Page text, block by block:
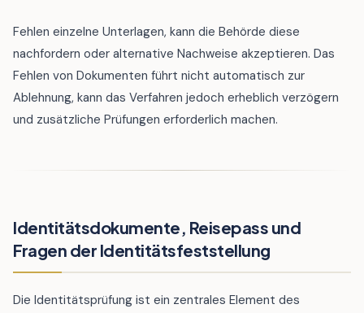
Fehlen einzelne Unterlagen, kann die Behörde diese
nachfordern oder alternative Nachweise akzeptieren. Das
Fehlen von Dokumenten führt nicht automatisch zur
Ablehnung, kann das Verfahren jedoch erheblich verzögern
und zusätzliche Prüfungen erforderlich machen.
Identitätsdokumente, Reisepass und
Fragen der Identitätsfeststellung
Die Identitätsprüfung ist ein zentrales Element des